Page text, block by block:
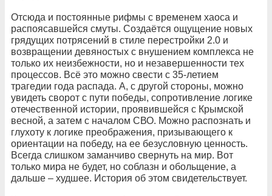
Отсюда и постоянные рифмы с временем хаоса и
распоясавшейся смуты. Создаётся ощущение новых
грядущих потрясений в стиле перестройки 2.0 и
возвращении девяностых с внушением комплекса не
только их неизбежности, но и незавершенности тех
процессов. Всё это можно свести с 35-летием
трагедии года распада. А, с другой стороны, можно
увидеть сворот с пути победы, сопротивление логике
отечественной истории, проявившейся с Крымской
весной, а затем с началом СВО. Можно распознать и
глухоту к логике преображения, призывающего к
ориентации на победу, на ее безусловную ценность.
Всегда слишком заманчиво свернуть на мир. Вот
только мира не будет, но соблазн и обольщение, а
дальше – худшее. История об этом свидетельствует.